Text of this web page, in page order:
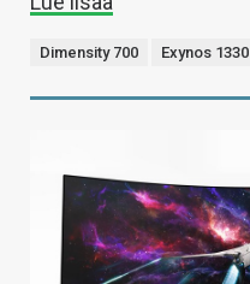
Dimensity 700 Exynos 1330